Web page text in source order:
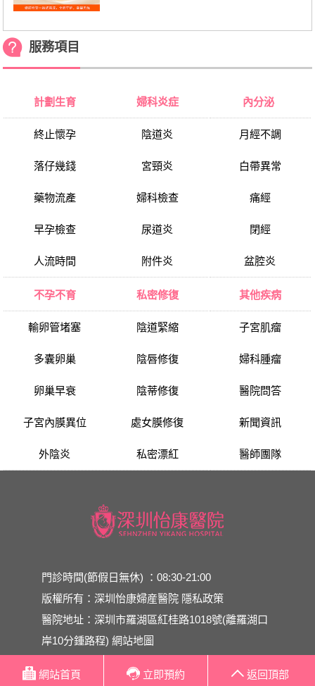
服務項目
計劃生育
終止懷孕
落仔幾錢
藥物流產
早孕檢查
人流時間
婦科炎症
陰道炎
宮頸炎
婦科檢查
尿道炎
附件炎
內分泌
月經不調
白帶異常
痛經
閉經
盆腔炎
不孕不育
輸卵管堵塞
多囊卵巢
卵巢早衰
子宮內膜異位
外陰炎
私密修復
陰道緊縮
陰唇修復
陰蒂修復
處女膜修復
私密漂紅
其他疾病
子宮肌瘤
婦科腫瘤
醫院問答
新聞資訊
醫師團隊
門診時間(節假日無休) ：08:30-21:00
版權所有：深圳怡康婦産醫院 隱私政策
醫院地址：深圳市羅湖區紅桂路1018號(離羅湖口
岸10分鍾路程)網站地圖
網站首頁 立即預約 返回頂部